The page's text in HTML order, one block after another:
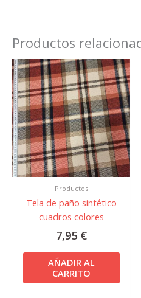
Productos
Productos
Tela de paño sintético
cuadros colores
7,95 €
AÑADIR AL
CARRITO